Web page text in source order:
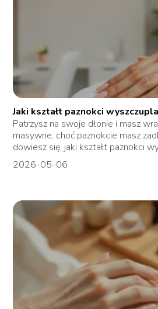
Jaki kształt paznokci
Patrzysz na swoje dłonie i masz
masywne, choć paznokcie masz
dowiesz się, jaki kształt paznokci
2026-05-06